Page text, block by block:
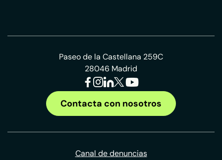
Paseo de la Castellana 259C
28046 Madrid
Contacta con nosotros
Canal de denuncias